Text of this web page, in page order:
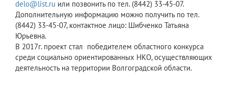
delo@list.ru или позвонить по тел. (8442) 33-45-07.
Дополнительную информацию можно получить по тел.
(8442) 33-45-07, контактное лицо: Шибченко Татьяна
Юрьевна.
В 2017г. проект стал победителем областного конкурса
среди социально ориентированных НКО, осуществляющих
деятельность на территории Волгоградской области.